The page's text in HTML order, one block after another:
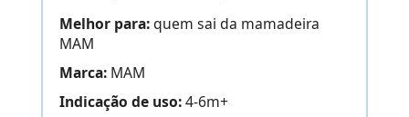
Melhor para:quem sai da mamadeira
MAM
Marca: MAM
Indicação de uso:4-6m+